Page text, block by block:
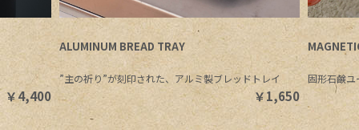
￥4,400
ALUMINUM BREAD TRAY
”主の祈り”が刻印された、アルミ製ブレッドトレイ
￥1,650
固形石鹸